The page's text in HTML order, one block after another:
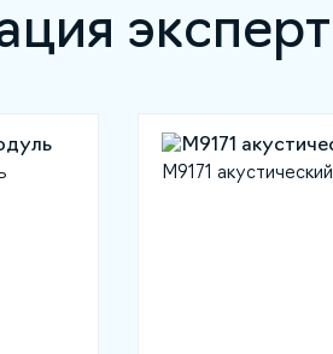
М9171